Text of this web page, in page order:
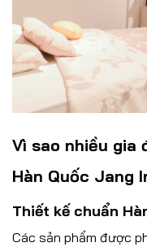
Vì sao nhiều gia
Hàn Quốc Jang
Thiết kế chuẩn
Các sản phẩm được